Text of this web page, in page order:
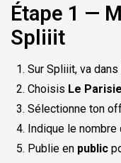
Étape 1 —
Spliiit
Sur Spliiit, va dans
Choisis Le
Sélectionne ton
Indique le
Publie en public